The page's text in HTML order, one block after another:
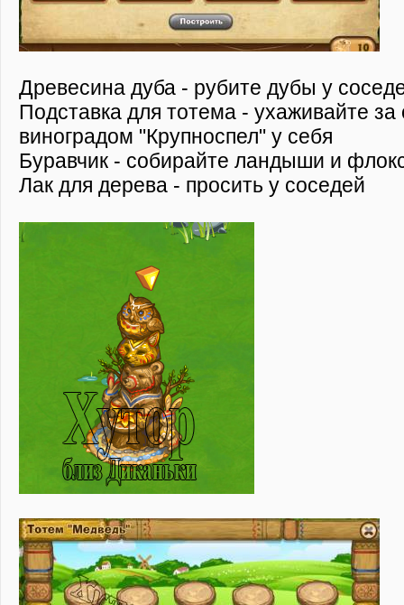
Древесина дуба - рубите дубы у
Подставка для тотема - ухаживайте
виноградом "Крупноспел" у себя
Буравчик - собирайте ландыши и
Лак для дерева - просить у соседей